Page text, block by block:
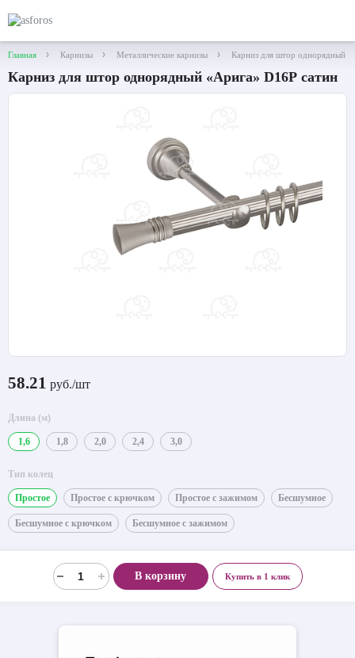
Главная Карнизы Металлические карнизы Карниз для штор однорядный
Карниз для штор однорядный «Арига» D16Р сатин
58.21 руб./шт
Длина (м)
1,6 1,8 2,0 2,4 3,0
Тип колец
Простое Простое с крючком Простое с зажимом Бесшумное
Бесшумное с крючком Бесшумное с зажимом
В корзину Купить в 1 клик